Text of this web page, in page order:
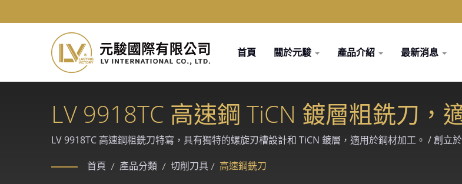
首頁 關於元駿 產品介紹 最新消息
LV 9918TC 高速鋼 TiCN 鍍層粗銑刀，
LV 9918TC 高速鋼粗銑刀特寫，具有獨特的螺旋刃槽設計和 TiCN 鍍層，適用於鋼材加工。 / 創
首頁 / 產品分類 / 切削刀具 / 高速鋼銑刀